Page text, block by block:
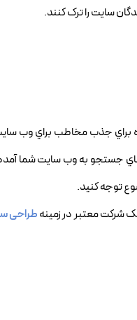
سايت را ترک کنند.
جذب مخاطب براي وب
جستجو به وب سايت شما
توجه کنيد.
شرکت معتبر در زمینهطراحی